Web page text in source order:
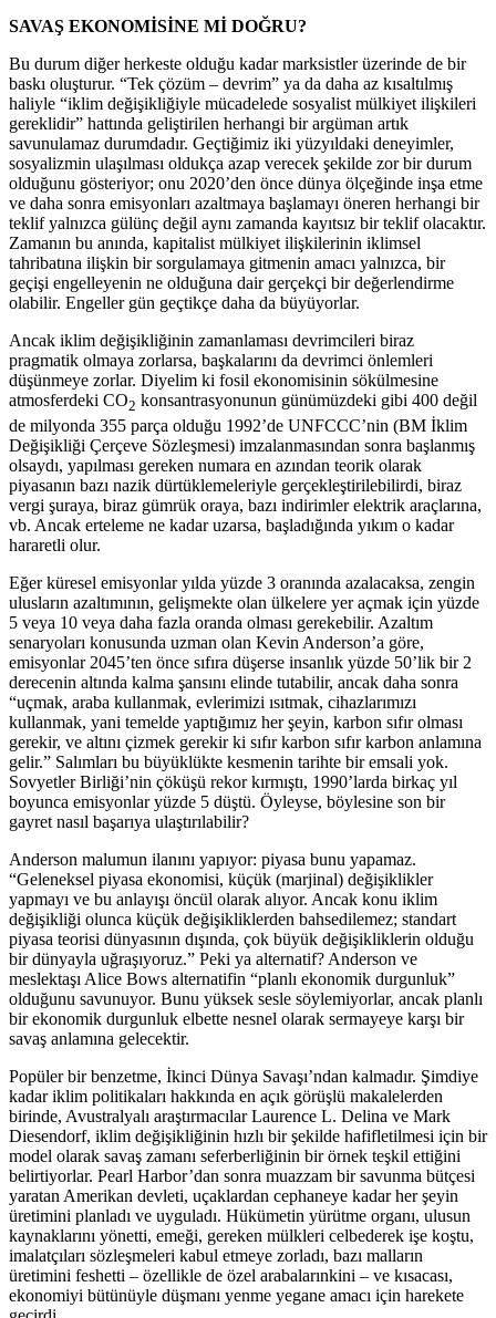
SAVAŞ EKONOMİSİNE Mİ DOĞRU?
Bu durum diğer herkeste olduğu kadar marksistler üzerinde de bir
baskı oluşturur. “Tek çözüm – devrim” ya da daha az kısaltılmış
haliyle “iklim değişikliğiyle mücadelede sosyalist mülkiyet ilişkileri
gereklidir” hattında geliştirilen herhangi bir argüman artık
savunulamaz durumdadır. Geçtiğimiz iki yüzyıldaki deneyimler,
sosyalizmin ulaşılması oldukça azap verecek şekilde zor bir durum
olduğunu gösteriyor; onu 2020’den önce dünya ölçeğinde inşa etme
ve daha sonra emisyonları azaltmaya başlamayı öneren herhangi bir
teklif yalnızca gülünç değil aynı zamanda kayıtsız bir teklif olacaktır.
Zamanın bu anında, kapitalist mülkiyet ilişkilerinin iklimsel
tahribatına ilişkin bir sorgulamaya gitmenin amacı yalnızca, bir
geçişi engelleyenin ne olduğuna dair gerçekçi bir değerlendirme
olabilir. Engeller gün geçtikçe daha da büyüyorlar.
Ancak iklim değişikliğinin zamanlaması devrimcileri biraz
pragmatik olmaya zorlarsa, başkalarını da devrimci önlemleri
düşünmeye zorlar. Diyelim ki fosil ekonomisinin sökülmesine
atmosferdeki CO2 konsantrasyonunun günümüzdeki gibi 400 değil
de milyonda 355 parça olduğu 1992’de UNFCCC’nin (BM İklim
Değişikliği Çerçeve Sözleşmesi) imzalanmasından sonra başlanmış
olsaydı, yapılması gereken numara en azından teorik olarak
piyasanın bazı nazik dürtüklemeleriyle gerçekleştirilebilirdi, biraz
vergi şuraya, biraz gümrük oraya, bazı indirimler elektrik araçlarına,
vb. Ancak erteleme ne kadar uzarsa, başladığında yıkım o kadar
hararetli olur.
Eğer küresel emisyonlar yılda yüzde 3 oranında azalacaksa, zengin
ulusların azaltımının, gelişmekte olan ülkelere yer açmak için yüzde
5 veya 10 veya daha fazla oranda olması gerekebilir. Azaltım
senaryoları konusunda uzman olan Kevin Anderson’a göre,
emisyonlar 2045’ten önce sıfıra düşerse insanlık yüzde 50’lik bir 2
derecenin altında kalma şansını elinde tutabilir, ancak daha sonra
“uçmak, araba kullanmak, evlerimizi ısıtmak, cihazlarımızı
kullanmak, yani temelde yaptığımız her şeyin, karbon sıfır olması
gerekir, ve altını çizmek gerekir ki sıfır karbon sıfır karbon anlamına
gelir.” Salımları bu büyüklükte kesmenin tarihte bir emsali yok.
Sovyetler Birliği’nin çöküşü rekor kırmıştı, 1990’larda birkaç yıl
boyunca emisyonlar yüzde 5 düştü. Öyleyse, böylesine son bir
gayret nasıl başarıya ulaştırılabilir?
Anderson malumun ilanını yapıyor: piyasa bunu yapamaz.
“Geleneksel piyasa ekonomisi, küçük (marjinal) değişiklikler
yapmayı ve bu anlayışı öncül olarak alıyor. Ancak konu iklim
değişikliği olunca küçük değişikliklerden bahsedilemez; standart
piyasa teorisi dünyasının dışında, çok büyük değişikliklerin olduğu
bir dünyayla uğraşıyoruz.” Peki ya alternatif? Anderson ve
meslektaşı Alice Bows alternatifin “planlı ekonomik durgunluk”
olduğunu savunuyor. Bunu yüksek sesle söylemiyorlar, ancak planlı
bir ekonomik durgunluk elbette nesnel olarak sermayeye karşı bir
savaş anlamına gelecektir.
Popüler bir benzetme, İkinci Dünya Savaşı’ndan kalmadır. Şimdiye
kadar iklim politikaları hakkında en açık görüşlü makalelerden
birinde, Avustralyalı araştırmacılar Laurence L. Delina ve Mark
Diesendorf, iklim değişikliğinin hızlı bir şekilde hafifletilmesi için bir
model olarak savaş zamanı seferberliğinin bir örnek teşkil ettiğini
belirtiyorlar. Pearl Harbor’dan sonra muazzam bir savunma bütçesi
yaratan Amerikan devleti, uçaklardan cephaneye kadar her şeyin
üretimini planladı ve uyguladı. Hükümetin yürütme organı, ulusun
kaynaklarını yönetti, emeği, gereken mülkleri celbederek işe koştu,
imalatçıları sözleşmeleri kabul etmeye zorladı, bazı malların
üretimini feshetti – özellikle de özel arabalarınkini – ve kısacası,
ekonomiyi bütünüyle düşmanı yenme yegane amacı için harekete